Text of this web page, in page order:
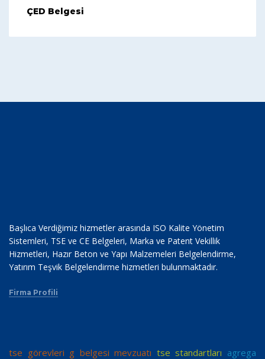
ÇED Belgesi
Başlıca Verdiğimiz hizmetler arasında ISO Kalite Yönetim
Sistemleri, TSE ve CE Belgeleri, Marka ve Patent Vekillik
Hizmetleri, Hazır Beton ve Yapı Malzemeleri Belgelendirme,
Yatırım Teşvik Belgelendirme hizmetleri bulunmaktadır.
Firma Profili
tse görevleri g belgesi mevzuatı tse standartları agrega